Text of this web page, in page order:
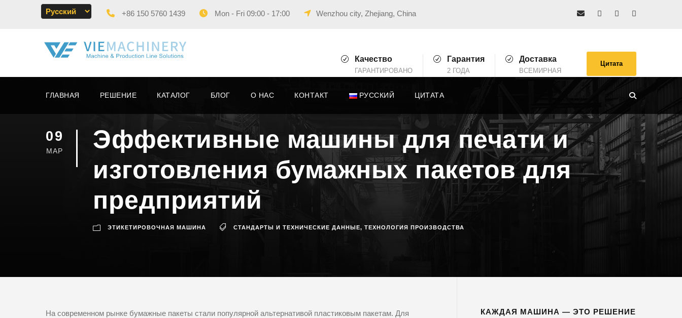
+86 150 5760 1439 Mon - Fri 09:00 - 17:00 Wenzhou city, Zhejiang, China
Качество
ГАРАНТИРОВАНО
Гарантия
2 ГОДА
Доставка
ВСЕМИРНАЯ
Цитата
ГЛАВНАЯ РЕШЕНИЕ КАТАЛОГ БЛОГ О НАС КОНТАКТ РУССКИЙ ЦИТАТА
09
МАР
Эффективные машины для печати и
изготовления бумажных пакетов для
предприятий
ЭТИКЕТИРОВОЧНАЯ МАШИНА СТАНДАРТЫ И ТЕХНИЧЕСКИЕ ДАННЫЕ, ТЕХНОЛОГИЯ ПРОИЗВОДСТВА
На современном рынке бумажные пакеты стали популярной альтернативой пластиковым пакетам. Для
КАЖДАЯ МАШИНА — ЭТО РЕШЕНИЕ